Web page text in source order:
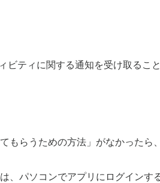
ビティに関する通知を受け取るこ
らうための方法」がなかったら
パソコンでアプリにログインす